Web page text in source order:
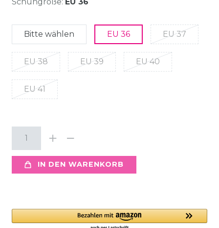
Bitte wählen EU 36 EU 37
EU 38 EU 39 EU 40
EU 41
IN DEN WARENKORB